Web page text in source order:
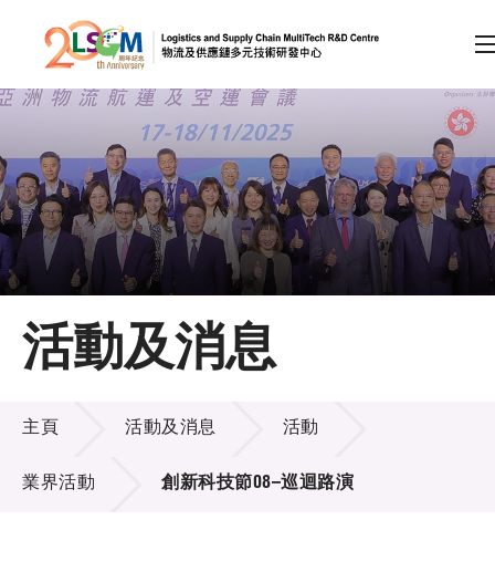
跳到內容（按回車鍵）
會員登入
A A EN 繁 简
主頁
關於LSCM
技術商品化
項目及資助計劃
活動及消息
活動及消息
活動及消息
主頁 活動及消息 活動
業界活動 創新科技節08–巡迴路演